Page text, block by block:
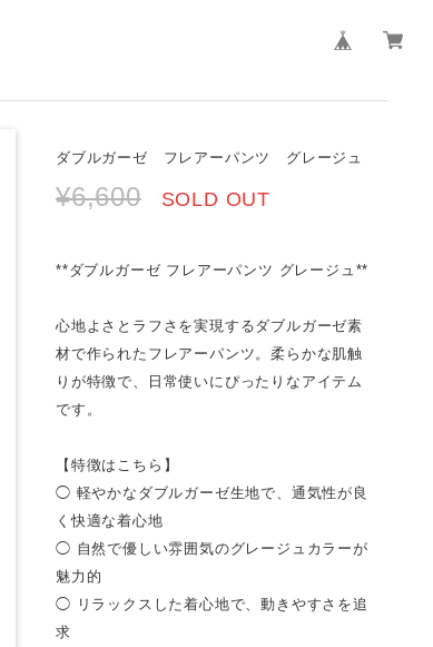
ダブルガーゼ フレアーパンツ グレージュ
¥6,600 SOLD OUT
**ダブルガーゼ フレアーパンツ グレージュ**
心地よさとラフさを実現するダブルガーゼ素
材で作られたフレアーパンツ。柔らかな肌触
りが特徴で、日常使いにぴったりなアイテム
です。
【特徴はこちら】
◯ 軽やかなダブルガーゼ生地で、通気性が良
く快適な着心地
◯ 自然で優しい雰囲気のグレージュカラーが
魅力的
◯ リラックスした着心地で、動きやすさを追
求